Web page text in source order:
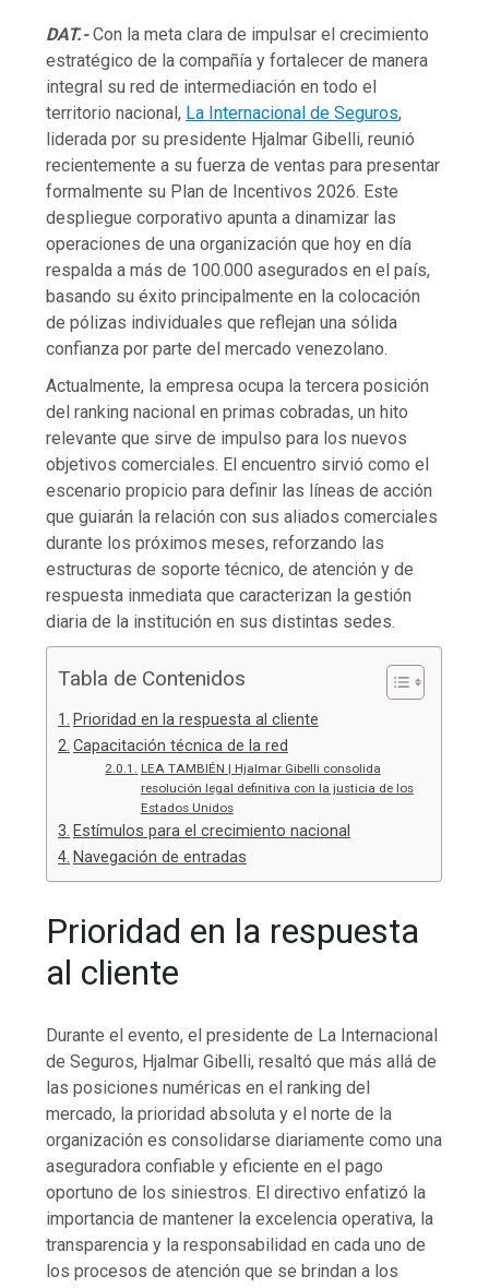
DAT.-Con la meta clara de impulsar el crecimiento
estratégico de la compañía y fortalecer de manera
integral su red de intermediación en todo el
territorio nacional, La Internacional de Seguros,
liderada por su presidente Hjalmar Gibelli, reunió
recientemente a su fuerza de ventas para presentar
formalmente su Plan de Incentivos 2026. Este
despliegue corporativo apunta a dinamizar las
operaciones de una organización que hoy en día
respalda a más de 100.000 asegurados en el país,
basando su éxito principalmente en la colocación
de pólizas individuales que reflejan una sólida
confianza por parte del mercado venezolano.
Actualmente, la empresa ocupa la tercera posición
del ranking nacional en primas cobradas, un hito
relevante que sirve de impulso para los nuevos
objetivos comerciales. El encuentro sirvió como el
escenario propicio para definir las líneas de acción
que guiarán la relación con sus aliados comerciales
durante los próximos meses, reforzando las
estructuras de soporte técnico, de atención y de
respuesta inmediata que caracterizan la gestión
diaria de la institución en sus distintas sedes.
Tabla de Contenidos
Prioridad en la respuesta al cliente
Capacitación técnica de la red
LEA TAMBIÉN | Hjalmar Gibelli consolida
resolución legal definitiva con la justicia de los
Estados Unidos
Estímulos para el crecimiento nacional
Navegación de entradas
Prioridad en la respuesta
al cliente
Durante el evento, el presidente de La Internacional
de Seguros, Hjalmar Gibelli, resaltó que más allá de
las posiciones numéricas en el ranking del
mercado, la prioridad absoluta y el norte de la
organización es consolidarse diariamente como una
aseguradora confiable y eficiente en el pago
oportuno de los siniestros. El directivo enfatizó la
importancia de mantener la excelencia operativa, la
transparencia y la responsabilidad en cada uno de
los procesos de atención que se brindan a los